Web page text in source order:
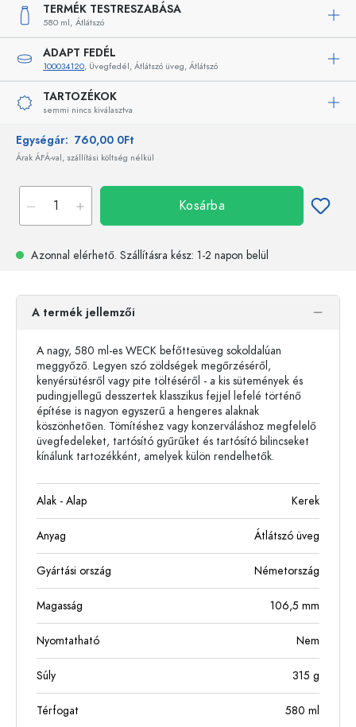
TERMÉK TESTRESZABÁSA
580 ml, Átlátszó
ADAPT FEDÉL
100034120, Üvegfedél, Átlátszó üveg, Átlátszó
TARTOZÉKOK
semmi nincs kiválasztva
Egységár: 760,00 0Ft
Árak ÁFÁ-val, szállítási költség nélkül
Kosárba
Azonnal elérhető. Szállításra kész: 1-2 napon belül
A termék jellemzői
A nagy, 580 ml-es WECK befőttesüveg sokoldalúan
meggyőző. Legyen szó zöldségek megőrzéséről,
kenyérsütésről vagy pite töltéséről - a kis sütemények és
pudingjellegű desszertek klasszikus fejjel lefelé történő
építése is nagyon egyszerű a hengeres alaknak
köszönhetően. Tömítéshez vagy konzerváláshoz megfelelő
üvegfedeleket, tartósító gyűrűket és tartósító bilincseket
kínálunk tartozékként, amelyek külön rendelhetők.
Alak - Alap Kerek
Anyag Átlátszó üveg
Gyártási ország Németország
Magasság 106,5 mm
Nyomtatható Nem
Súly 315 g
Térfogat 580 ml